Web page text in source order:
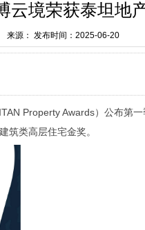
云境荣获泰坦地
来源： 发布时间：2025-06-20
Property Awards）公布第
筑类高层住宅金奖。